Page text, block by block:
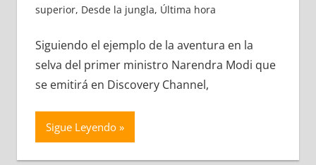
superior, Desde la jungla, Última hora
Siguiendo el ejemplo de la aventura en la
selva del primer ministro Narendra Modi que
se emitirá en Discovery Channel,
Sigue Leyendo